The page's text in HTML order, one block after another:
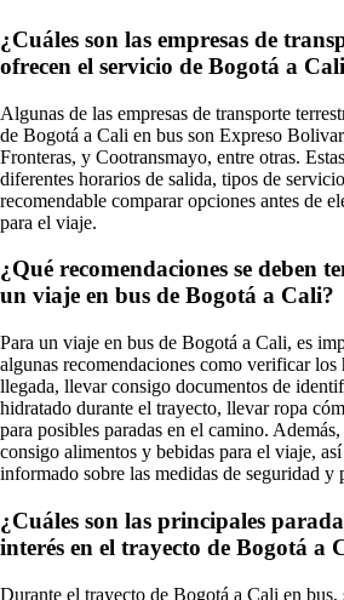
¿Cuáles son las empresas de
ofrecen el servicio de Bogotá a
Algunas de las empresas de transporte
de Bogotá a Cali en bus son Expreso
Fronteras, y Cootransmayo, entre otras.
diferentes horarios de salida, tipos de
recomendable comparar opciones antes de
para el viaje.
¿Qué recomendaciones se deben
un viaje en bus de Bogotá a Cali?
Para un viaje en bus de Bogotá a Cali, es
algunas recomendaciones como verificar los
llegada, llevar consigo documentos de
hidratado durante el trayecto, llevar ropa
para posibles paradas en el camino.
consigo alimentos y bebidas para el viaje,
informado sobre las medidas de seguridad y
¿Cuáles son las principales
interés en el trayecto de Bogotá a
Durante el trayecto de Bogotá a Cali en bus,